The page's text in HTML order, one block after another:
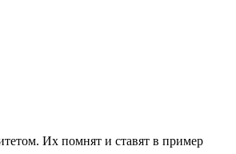
Их помнят и ставят в пример